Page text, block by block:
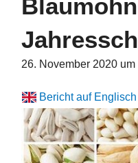
26. November 2020 um
Bericht auf